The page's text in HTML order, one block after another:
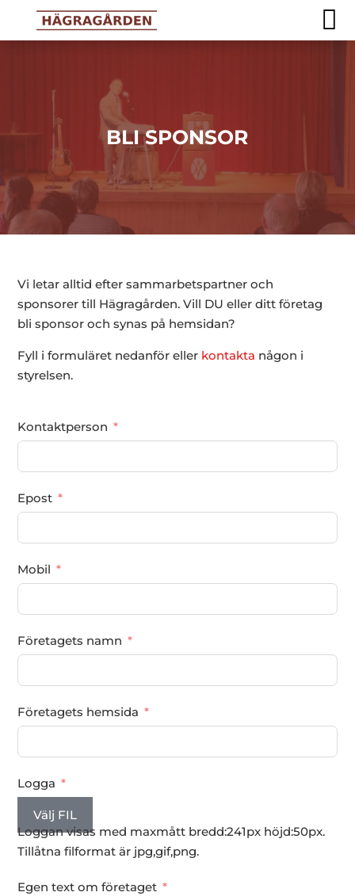

BLI SPONSOR
Vi letar alltid efter sammarbetspartner och
sponsorer till Hägragården. Vill DU eller ditt företag
bli sponsor och synas på hemsidan?
Fyll i formuläret nedanför eller kontakta någon i
styrelsen.
Kontaktperson
Epost
Mobil
Företagets namn
Företagets hemsida
Logga
Välj FIL
Loggan visas med maxmått bredd:241px höjd:50px.
Tillåtna filformat är jpg,gif,png.
Egen text om företaget